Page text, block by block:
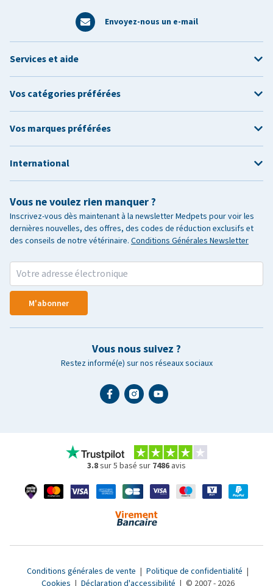
Envoyez-nous un e-mail
Vous ne voulez rien manquer ?
Inscrivez-vous dès maintenant à la newsletter Medpets pour voir les
dernières nouvelles, des offres, des codes de réduction exclusifs et
des conseils de notre vétérinaire. Conditions Générales Newsletter
M'abonner
Vous nous suivez ?
Restez informé(e) sur nos réseaux sociaux
Services et aide
Vos catégories préférées
Vos marques préférées
International
3.8sur 5 basé sur 7486 avis
Conditions générales de vente | Politique de confidentialité |
Cookies | Déclaration d'accessibilité | © 2007 - 2026